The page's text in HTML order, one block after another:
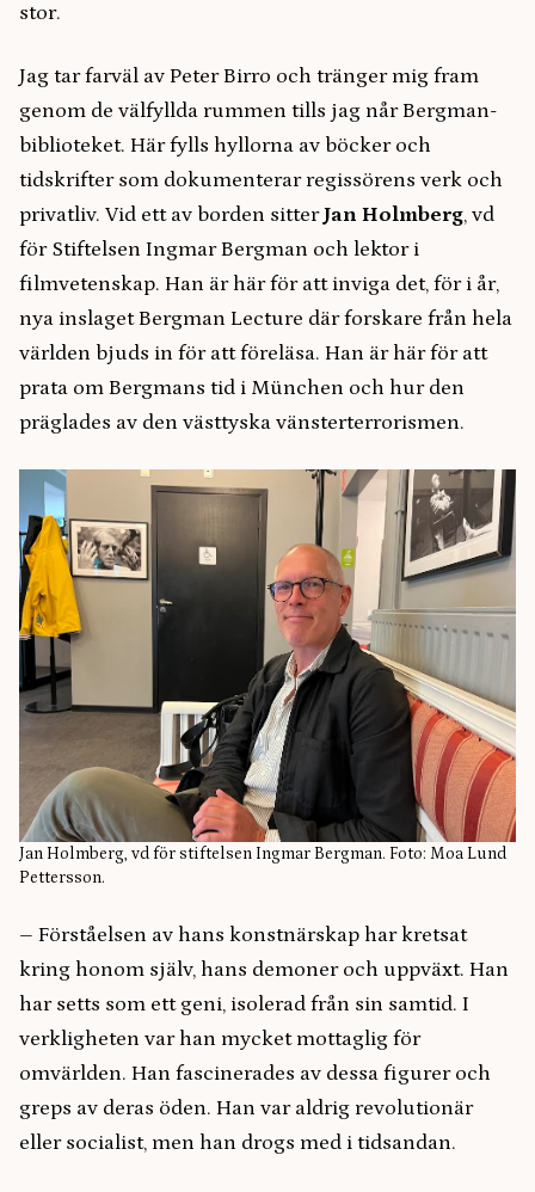
stor.
Jag tar farväl av Peter Birro och tränger mig fram
genom de välfyllda rummen tills jag når Bergman-
biblioteket. Här fylls hyllorna av böcker och
tidskrifter som dokumenterar regissörens verk och
privatliv. Vid ett av borden sitterJan Holmberg, vd
för Stiftelsen Ingmar Bergman och lektor i
filmvetenskap. Han är här för att inviga det, för i år,
nya inslaget Bergman Lecture där forskare från hela
världen bjuds in för att föreläsa. Han är här för att
prata om Bergmans tid i München och hur den
präglades av den västtyska vänsterterrorismen.
Jan Holmberg, vd för stiftelsen Ingmar Bergman. Foto: Moa Lund
Pettersson.
– Förståelsen av hans konstnärskap har kretsat
kring honom själv, hans demoner och uppväxt. Han
har setts som ett geni, isolerad från sin samtid. I
verkligheten var han mycket mottaglig för
omvärlden. Han fascinerades av dessa figurer och
greps av deras öden. Han var aldrig revolutionär
eller socialist, men han drogs med i tidsandan.